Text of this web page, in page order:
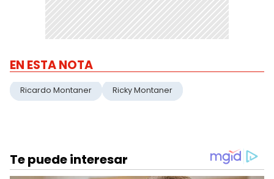
EN ESTA NOTA
Ricardo Montaner Ricky Montaner